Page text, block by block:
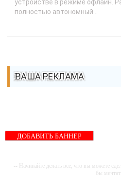
устройстве в режиме офлайн.
полностью автономный...
ВАША РЕКЛАМА
ДОБАВИТЬ БАННЕР
-- Начинайте делать все, что вы можете
бы